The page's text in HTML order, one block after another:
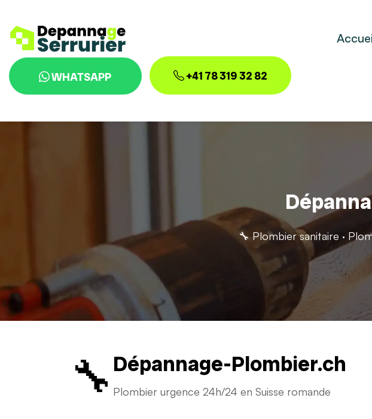
WHATSAPP +41 78 319 32 82
🔧 Plombier sanitaire ·
🔧 Dépannage-Plombier.ch
Plombier urgence 24h/24 en Suisse romande